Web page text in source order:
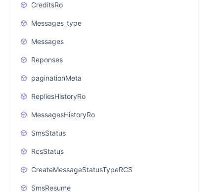
CreditsRo
Messages_type
Messages
Reponses
paginationMeta
RepliesHistoryRo
MessagesHistoryRo
SmsStatus
RcsStatus
CreateMessageStatusTypeRCS
SmsResume